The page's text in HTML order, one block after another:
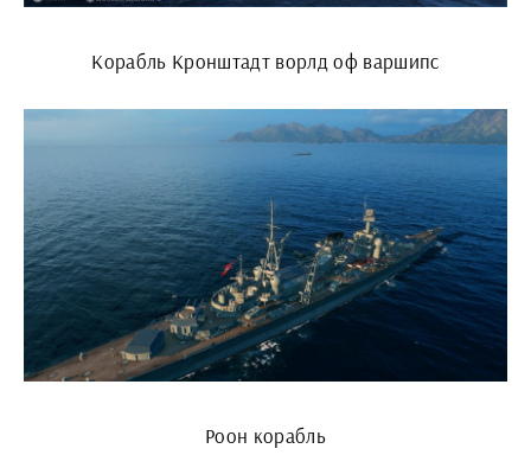
Корабль Кронштадт ворлд оф варшипс
Роон корабль